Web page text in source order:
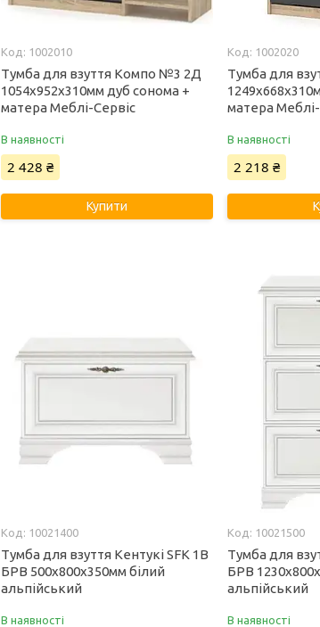
1002010
Тумба для взуття Компо №3 2Д
1054х952х310мм дуб сонома +
матера Меблі-Сервіс
В наявності
2 428 ₴
Купити
1002020
Тумба для
матера
В наявності
2 218 ₴
10021400
Тумба для взуття Кентукі SFK 1B
БРВ 500х800х350мм білий
альпійський
В наявності
10021500
Тумба для
БРВ
альпійський
В наявності